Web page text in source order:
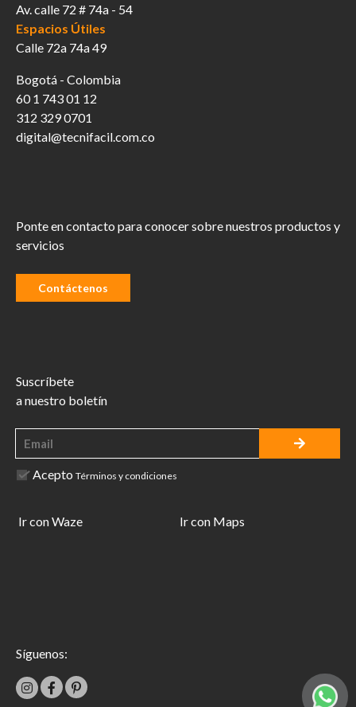
Av. calle 72 # 74a - 54
Espacios Útiles
Calle 72a 74a 49
Bogotá - Colombia
60 1 743 01 12
312 329 0701
digital@tecnifacil.com.co
Ponte en contacto para conocer sobre nuestros productos y
servicios
Contáctenos
Suscríbete
a nuestro boletín
Acepto Términos y condiciones
Ir con Waze Ir con Maps
Síguenos: